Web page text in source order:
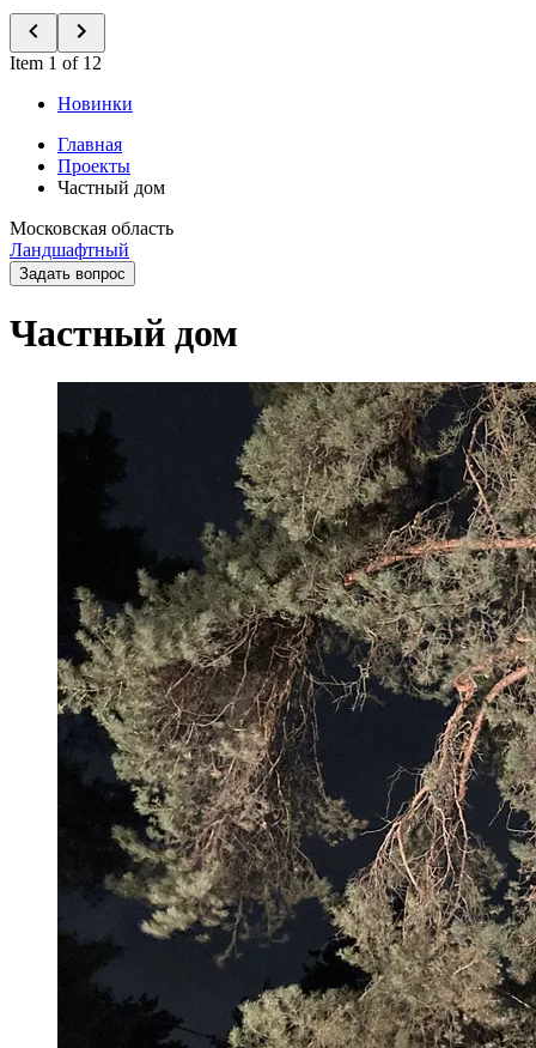
Item 1 of 12
Новинки
Главная
Проекты
Частный дом
Московская область
Ландшафтный
Задать вопрос
Частный дом